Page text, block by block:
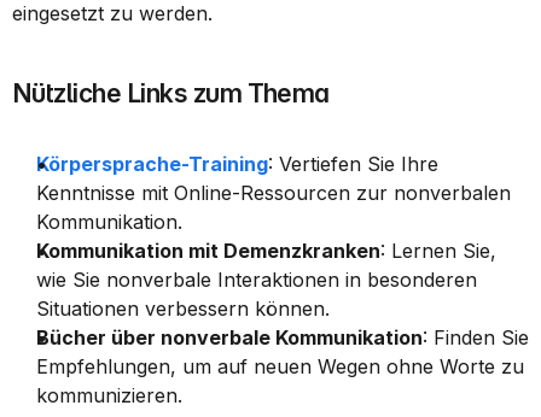
eingesetzt zu werden.
Nützliche Links zum Thema
Körpersprache-Training: Vertiefen Sie Ihre
Kenntnisse mit Online-Ressourcen zur nonverbalen
Kommunikation.
Kommunikation mit Demenzkranken: Lernen Sie,
wie Sie nonverbale Interaktionen in besonderen
Situationen verbessern können.
Bücher über nonverbale Kommunikation: Finden Sie
Empfehlungen, um auf neuen Wegen ohne Worte zu
kommunizieren.